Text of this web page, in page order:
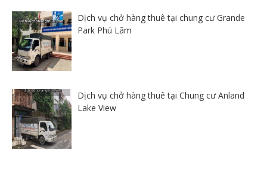
Dịch vụ chở hàng thuê tại chung cư Grande
Park Phú Lãm
Dịch vụ chở hàng thuê tại Chung cư Anland
Lake View